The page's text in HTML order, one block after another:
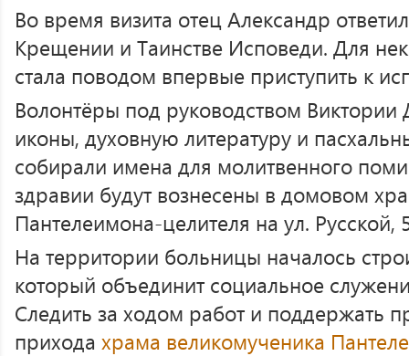
Во время визита отец Александр
Крещении и Таинстве Исповеди. Для
стала поводом впервые приступить к
Волонтёры под руководством
иконы, духовную литературу и
собирали имена для молитвенного
здравии будут вознесены в домовом
Пантелеимона-целителя на ул. Русской,
На территории больницы началось
который объединит социальное
Следить за ходом работ и поддержать
прихода храма великомученика